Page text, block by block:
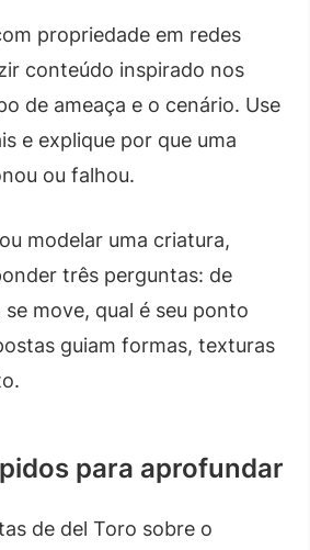
propriedade em redes
conteúdo inspirado nos
de ameaça e o cenário. Use
e explique por que uma
ou falhou.
modelar uma criatura,
três perguntas: de
move, qual é seu ponto
guiam formas, texturas
para aprofundar
de del Toro sobre o